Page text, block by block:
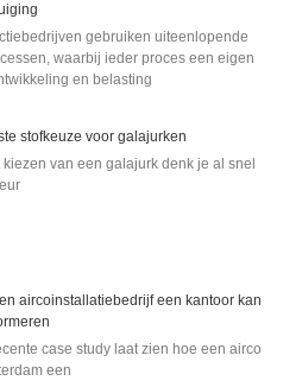
gebruiken uiteenlopende
waarbij ieder proces een eigen
en belasting
stofkeuze voor galajurken
kiezen van een galajurk denk je al snel
aircoinstallatiebedrijf een kantoor kan
case study laat zien hoe een airco
een